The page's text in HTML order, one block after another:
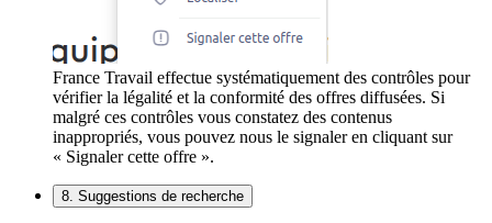
France Travail effectue systématiquement des contrôles pour
vérifier la légalité et la conformité des offres diffusées. Si
malgré ces contrôles vous constatez des contenus
inappropriés, vous pouvez nous le signaler en cliquant sur
« Signaler cette offre ».
8. Suggestions de recherche